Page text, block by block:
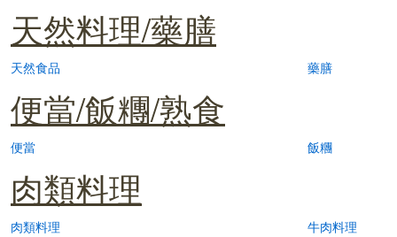
天然料理/藥膳
天然食品 藥膳
便當/飯糰/熟食
便當 飯糰
肉類料理
肉類料理
牛肉料理